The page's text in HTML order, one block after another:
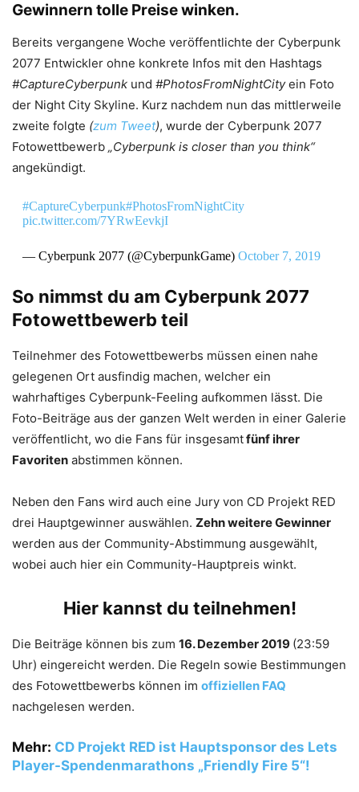
Gewinnern tolle Preise winken.
Bereits vergangene Woche veröffentlichte der Cyberpunk
2077 Entwickler ohne konkrete Infos mit den Hashtags
#CaptureCyberpunk und #PhotosFromNightCityein Foto
der Night City Skyline. Kurz nachdem nun das mittlerweile
zweite folgte (zum Tweet), wurde der Cyberpunk 2077
Fotowettbewerb „Cyberpunk is closer than you think“
angekündigt.
#CaptureCyberpunk#PhotosFromNightCity
pic.twitter.com/7YRwEevkjI
— Cyberpunk 2077 (@CyberpunkGame) October 7, 2019
So nimmst du am Cyberpunk 2077
Fotowettbewerb teil
Teilnehmer des Fotowettbewerbs müssen einen nahe
gelegenen Ort ausfindig machen, welcher ein
wahrhaftiges Cyberpunk-Feeling aufkommen lässt. Die
Foto-Beiträge aus der ganzen Welt werden in einer Galerie
veröffentlicht, wo die Fans für insgesamtfünf ihrer
Favoriten abstimmen können.
Neben den Fans wird auch eine Jury von CD Projekt RED
drei Hauptgewinner auswählen. Zehn weitere Gewinner
werden aus der Community-Abstimmung ausgewählt,
wobei auch hier ein Community-Hauptpreis winkt.
Hier kannst du teilnehmen!
Die Beiträge können bis zum 16. Dezember 2019 (23:59
Uhr) eingereicht werden. Die Regeln sowie Bestimmungen
des Fotowettbewerbs können im offiziellen FAQ
nachgelesen werden.
Mehr: CD Projekt RED ist Hauptsponsor des Lets
Player-Spendenmarathons „Friendly Fire 5“!